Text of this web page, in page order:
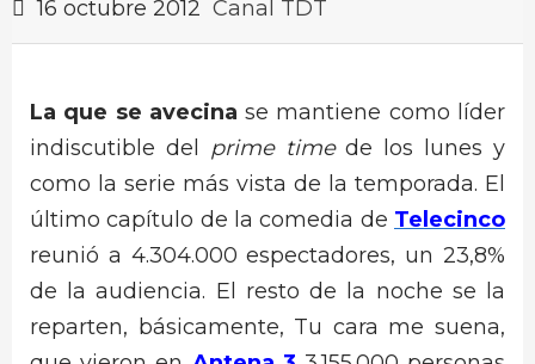
16 octubre 2012 Canal TDT
La que se avecina se mantiene como líder
indiscutible del
prime timede los lunes y
como la serie más vista de la temporada. El
último capítulo de la comedia de Telecinco
reunió a 4.304.000 espectadores, un 23,8%
de la audiencia. El resto de la noche se la
reparten, básicamente, Tu cara me suena,